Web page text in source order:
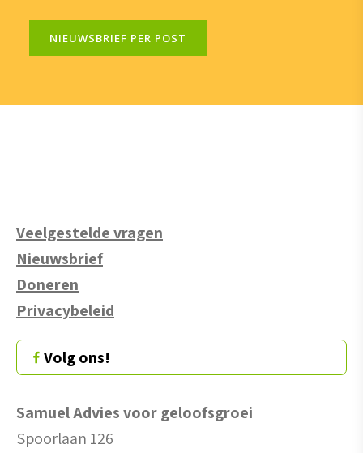
NIEUWSBRIEF PER POST
Veelgestelde vragen
Nieuwsbrief
Doneren
Privacybeleid
Volg ons!
Samuel Advies voor geloofsgroei
Spoorlaan 126